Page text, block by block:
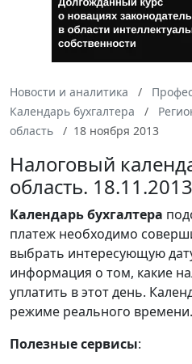
Новости и аналитика
Календарь бухгалтера
область
18 ноября 2013
Налоговый
область. 18.11.2013
Календарьбухгалтера
платеж необходимо
выбрать интересующую
информация о том, какие
уплатить в этот день.
режиме реального времени.
Полезные сервисы: